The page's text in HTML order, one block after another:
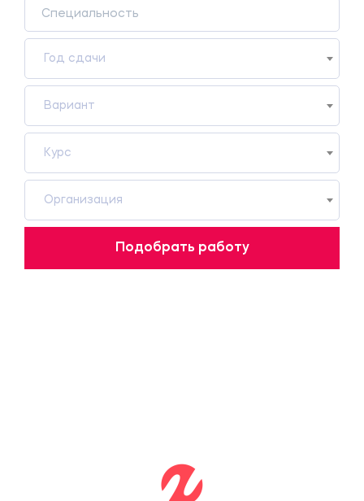
Год сдачи
Вариант
Курс
Организация
Подобрать работу